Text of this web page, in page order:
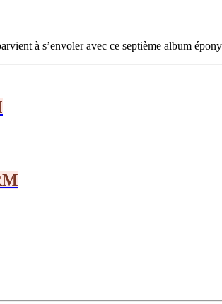
à s’envoler avec ce septième album